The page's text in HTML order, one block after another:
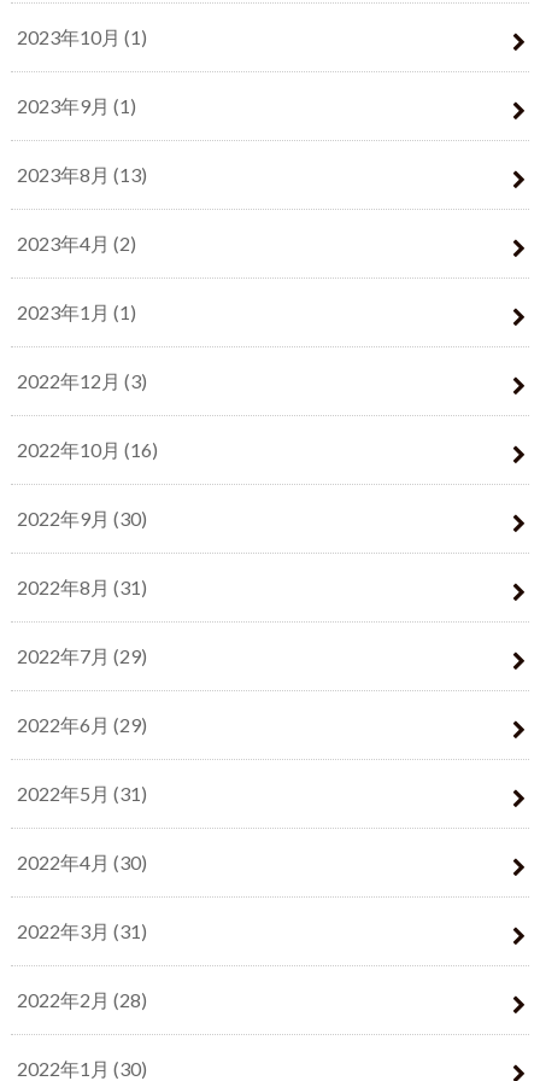
2023年10月 (1)
2023年9月 (1)
2023年8月 (13)
2023年4月 (2)
2023年1月 (1)
2022年12月 (3)
2022年10月 (16)
2022年9月 (30)
2022年8月 (31)
2022年7月 (29)
2022年6月 (29)
2022年5月 (31)
2022年4月 (30)
2022年3月 (31)
2022年2月 (28)
2022年1月 (30)